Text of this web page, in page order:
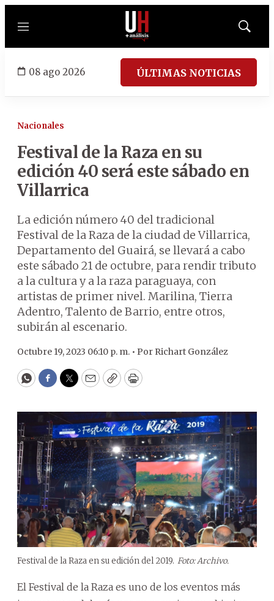
Menú
Mostrar
08 ago 2026 ÚLTIMAS NOTICIAS
Nacionales
Festival de la Raza en su
edición 40 será este sábado en
Villarrica
La edición número 40 del tradicional
Festival de la Raza de la ciudad de Villarrica,
Departamento del Guairá, se llevará a cabo
este sábado 21 de octubre, para rendir tributo
a la cultura y a la raza paraguaya, con
artistas de primer nivel. Marilina, Tierra
Adentro, Talento de Barrio, entre otros,
subirán al escenario.
Octubre 19, 2023 06:10 p. m. • Por Richart González
WhatsApp
Facebook
Twitter
EmailCopyPrint
Festival de la Raza en su edición del 2019. Foto: Archivo.
El Festival de la Raza es uno de los eventos más